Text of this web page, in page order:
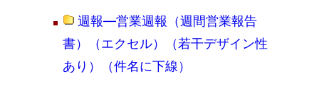
週報―営業週報（週間営業報告
書）（エクセル）（若干デザイン性
あり）（件名に下線）